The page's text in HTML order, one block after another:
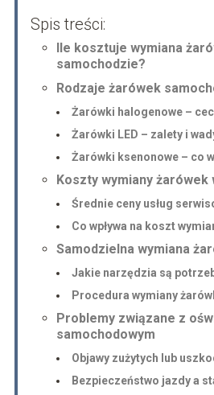
Spis treści:
Ile kosztuje wymiana
samochodzie?
Rodzaje żarówek
Żarówki halogenowe –
Żarówki LED – zalety i
Żarówki ksenonowe – co
Koszty wymiany żarówek
Średnie ceny usług
Co wpływa na koszt
Samodzielna wymiana
Jakie narzędzia są
Procedura wymiany
Problemy związane z
samochodowym
Objawy zużytych lub
Bezpieczeństwo jazdy a